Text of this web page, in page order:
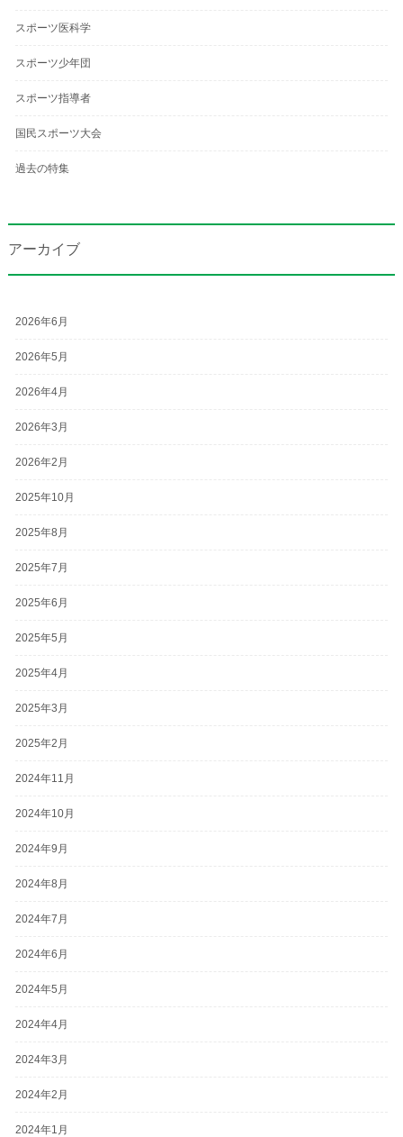
スポーツ医科学
スポーツ少年団
スポーツ指導者
国民スポーツ大会
過去の特集
アーカイブ
2026年6月
2026年5月
2026年4月
2026年3月
2026年2月
2025年10月
2025年8月
2025年7月
2025年6月
2025年5月
2025年4月
2025年3月
2025年2月
2024年11月
2024年10月
2024年9月
2024年8月
2024年7月
2024年6月
2024年5月
2024年4月
2024年3月
2024年2月
2024年1月